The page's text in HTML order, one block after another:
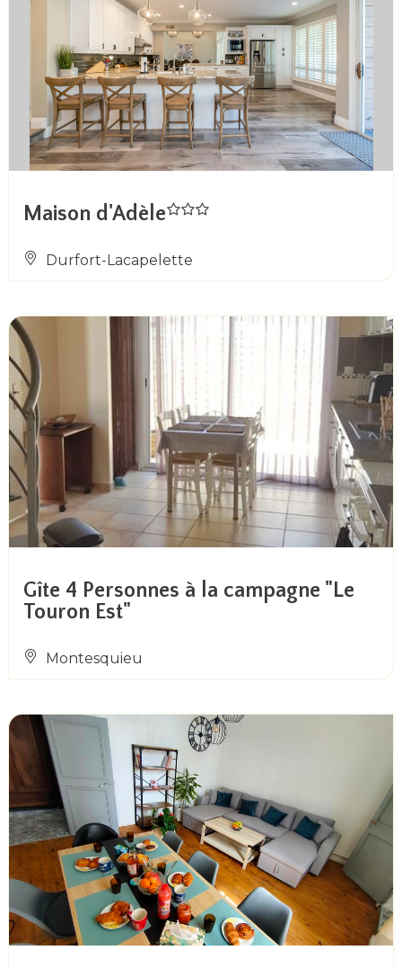
Maison d'Adèle
Durfort-Lacapelette
Gîte 4 Personnes à la campagne "Le
Touron Est"
Montesquieu